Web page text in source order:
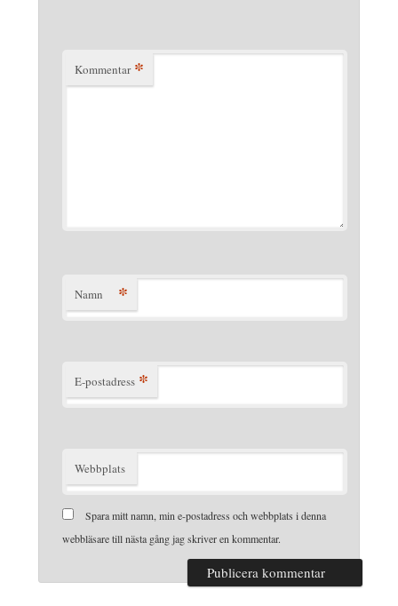
Kommentar *
Namn *
E-postadress *
Webbplats
Spara mitt namn, min e-postadress och webbplats i denna
webbläsare till nästa gång jag skriver en kommentar.